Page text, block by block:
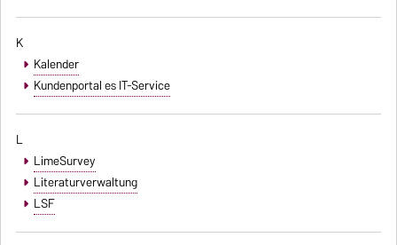
K
Kalender
Kundenportal es IT-Service
L
LimeSurvey
Literaturverwaltung
LSF